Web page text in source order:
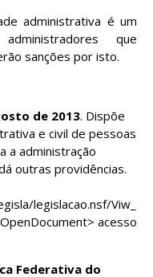
administrativa é um
que
sanções por isto.
de 2013. Dispõe
e civil de pessoas
a administração
outras providências.
legislacao.nsf/Viw_
acesso
Federativa do